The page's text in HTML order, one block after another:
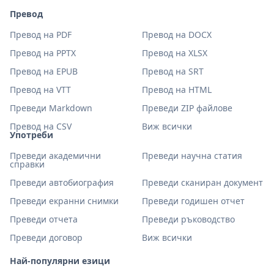
Употреби
Преведи академични
справки
Преведи научна статия
Преведи автобиография
Преведи сканиран документ
Преведи екранни снимки
Преведи годишен отчет
Преведи отчета
Преведи ръководство
Преведи договор
Виж всички
Най-популярни езици
Превод
Превод на PDF
Превод на DOCX
Превод на PPTX
Превод на XLSX
Превод на EPUB
Превод на SRT
Превод на VTT
Превод на HTML
Преведи Markdown
Преведи ZIP файлове
Превод на CSV
Виж всички